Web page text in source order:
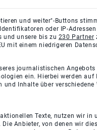
und weiter"-Buttons
oder IP-
und unsere bis zu 230 Partner
mit einem niedrigeren
journalistischen
ein. Hierbei werden
und Inhalte über
Texte, nutzen wir in
Anbieter, von denen wir